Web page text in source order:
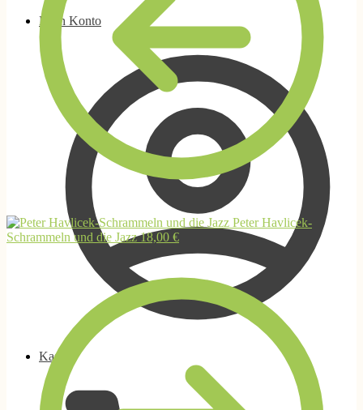
Mein Konto
Kasse
Peter Havlicek-
Schrammeln und die Jazz 18,00 €